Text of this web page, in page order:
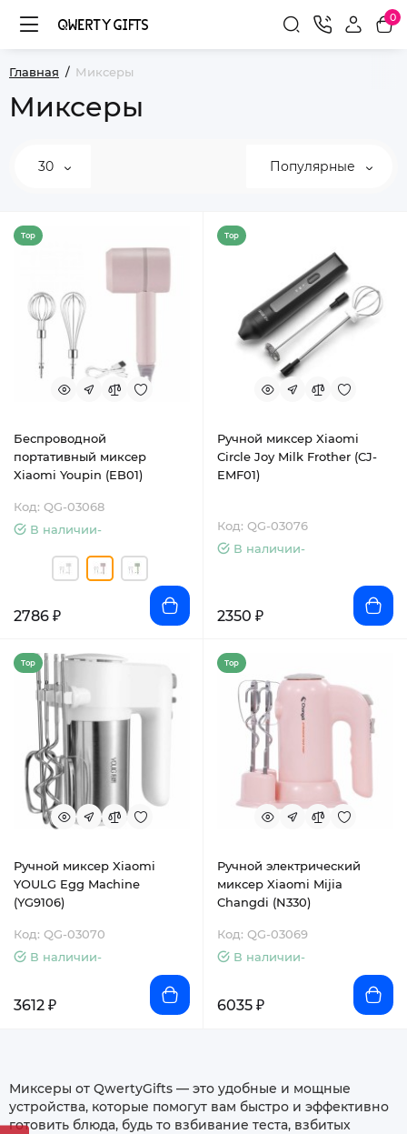
0
Главная Миксеры
Миксеры
30 Популярные
Top
Беспроводной
портативный миксер
Xiaomi Youpin (EB01)
Код: QG-03068
В наличии-
2786 ₽
Top
Ручной миксер Xiaomi
Circle Joy Milk Frother (CJ-
EMF01)
Код: QG-03076
В наличии-
2350 ₽
Top
Ручной миксер Xiaomi
YOULG Egg Machine
(YG9106)
Код: QG-03070
В наличии-
3612 ₽
Top
Ручной электрический
миксер Xiaomi Mijia
Changdi (N330)
Код: QG-03069
В наличии-
6035 ₽
Миксеры от QwertyGifts — это удобные и мощные
устройства, которые помогут вам быстро и эффективно
готовить блюда, будь то взбивание теста, взбитых